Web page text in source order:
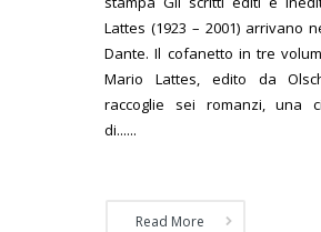
Lattes (1923 – 2001) arrivano
Dante. Il cofanetto in tre
Mario Lattes, edito da
raccoglie sei romanzi, una
di......
Read More